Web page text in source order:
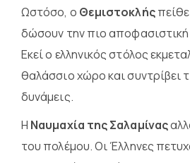
Ωστόσο, ο Θεμιστοκλής
δώσουν την πιο αποφασιστική
Εκεί ο ελληνικός στόλος
θαλάσσιο χώρο και συντρίβει
δυνάμεις.
Η Ναυμαχία της Σαλαμίνας
του πολέμου. Οι Έλληνες